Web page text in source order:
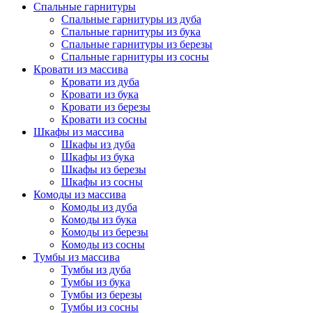
Спальные гарнитуры
Спальные гарнитуры из дуба
Спальные гарнитуры из бука
Спальные гарнитуры из березы
Спальные гарнитуры из сосны
Кровати из массива
Кровати из дуба
Кровати из бука
Кровати из березы
Кровати из сосны
Шкафы из массива
Шкафы из дуба
Шкафы из бука
Шкафы из березы
Шкафы из сосны
Комоды из массива
Комоды из дуба
Комоды из бука
Комоды из березы
Комоды из сосны
Тумбы из массива
Тумбы из дуба
Тумбы из бука
Тумбы из березы
Тумбы из сосны